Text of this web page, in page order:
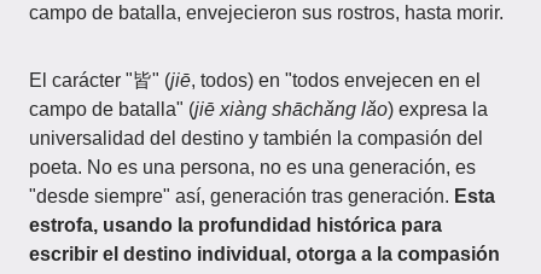
campo de batalla, envejecieron sus rostros, hasta morir.
El carácter "皆" (jiē, todos) en "todos envejecen en el
campo de batalla" (jiē xiàng shāchǎng lǎo) expresa la
universalidad del destino y también la compasión del
poeta. No es una persona, no es una generación, es
"desde siempre" así, generación tras generación. Esta
estrofa, usando la profundidad histórica para
escribir el destino individual, otorga a la compasión